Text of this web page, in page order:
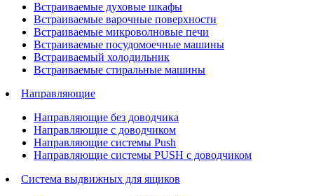
Встраиваемые духовые шкафы
Встраиваемые варочные поверхности
Встраиваемые микроволновые печи
Встраиваемые посудомоечные машины
Встраиваемый холодильник
Встраиваемые стиральные машины
Направляющие
Направляющие без доводчика
Направляющие с доводчиком
Направляющие системы Push
Направляющие системы PUSH с доводчиком
Система выдвижных для ящиков